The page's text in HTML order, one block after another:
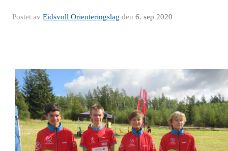
Postet av Eidsvoll Orienteringslag den 6. sep 2020